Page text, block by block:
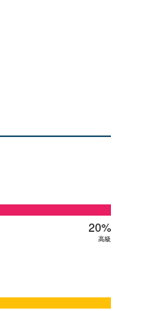
20%
高級